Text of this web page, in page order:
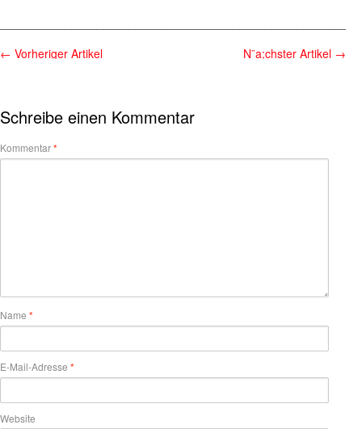
← Vorheriger Artikel N¨a;chster Artikel →
Schreibe einen Kommentar
Kommentar*
Name *
E-Mail-Adresse *
Website